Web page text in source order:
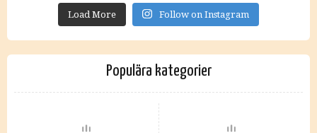
Load More Follow on Instagram
Populära kategorier